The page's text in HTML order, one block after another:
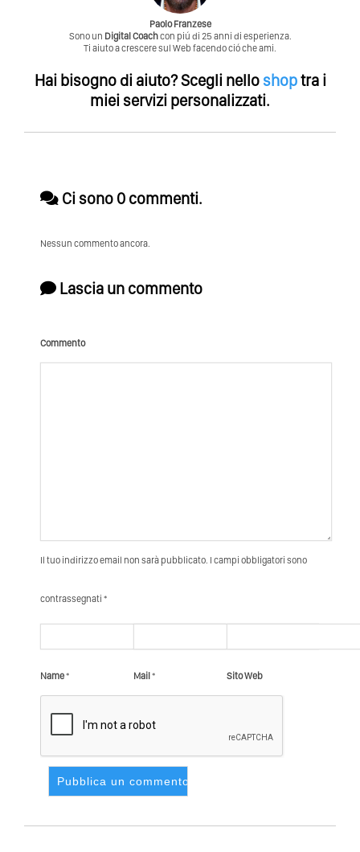
Paolo Franzese
Sono un Digital Coachcon piú di 25 anni di esperienza.
Ti aiuto a crescere sul Web facendo ció che ami.
Hai bisogno di aiuto?Scegli nello shoptra i
miei servizi personalizzati.
Ci sono 0 commenti.
Nessun commento ancora.
Lascia un commento
Commento
Il tuo indirizzo email non sarà pubblicato. I campi obbligatori sono
contrassegnati *
Name* Mail* Sito Web